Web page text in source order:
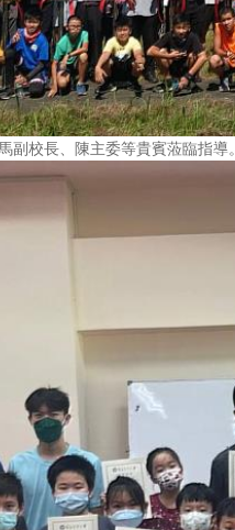
校長、陳主委等貴賓蒞臨指導。